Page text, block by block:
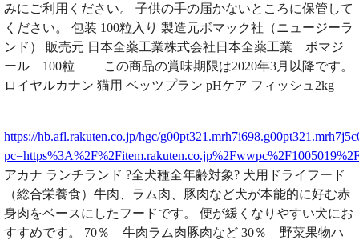
みにご利用ください。 子供の手の届かないところに保管して
ください。 包装 100粒入り 製造元ボマック社（ニュージーラ
ンド） 販売元 日本全薬工業株式会社日本全薬工業 ボマジ
ール 100粒 この商品の賞味期限は2020年3月以降です。
ロイヤルカナン 猫用 ベッツプラン pHケア フィッシュ2kg
https://hb.afl.rakuten.co.jp/hgc/
アカナ ランチランド ?全犬種全年齢対象? 犬用ドライフード
（総合栄養食）牛肉、ラム肉、豚肉など犬が本能的に好む赤
身肉をベースにしたフードです。 便が緩くなりやすい犬にお
すすめです。 70％ 牛肉ラム肉豚肉など 30％ 野菜果物ハ